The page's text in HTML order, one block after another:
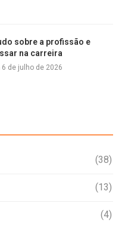
sobre a profissão e
na carreira
6 de julho de 2026
(38)
(13)
(4)